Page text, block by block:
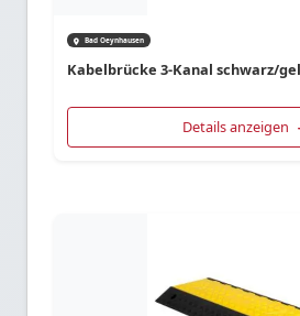
Bad Oeynhausen
Kabelbrücke 3-Kanal schwarz/
Details anzeigen